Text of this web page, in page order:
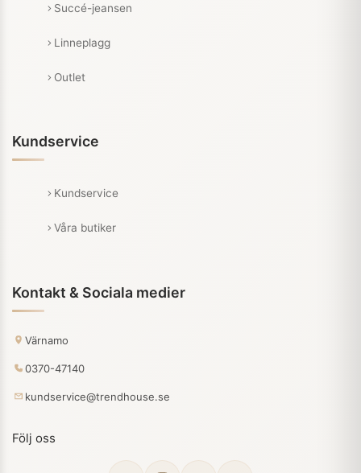
Succé-jeansen
Linneplagg
Outlet
Kundservice
Kundservice
Våra butiker
Kontakt & Sociala medier
Värnamo
0370-47140
kundservice@trendhouse.se
Följ oss